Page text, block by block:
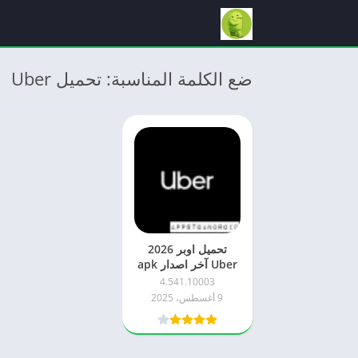
ضع الكلمة المناسبة: تحميل Uber
تحميل اوبر 2026
Uber آخر اصدار apk
للاندرويد
4.541.10003
9 أغسطس، 2025